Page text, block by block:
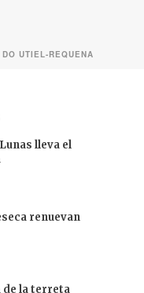
UTIEL-REQUENA
lleva el
renuevan
de la terreta